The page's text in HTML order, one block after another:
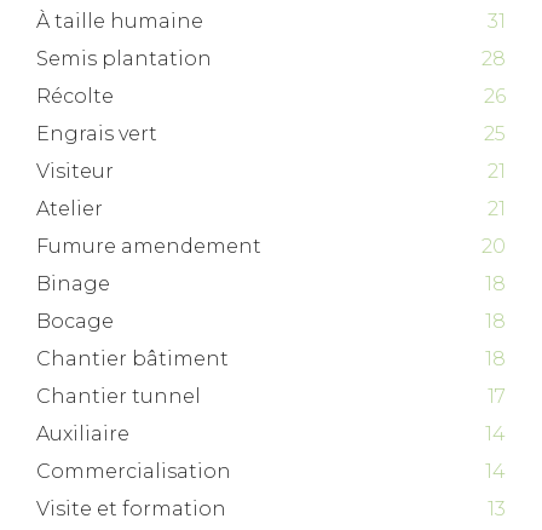
À taille humaine
31
Semis plantation
28
Récolte
26
Engrais vert
25
Visiteur
21
Atelier
21
Fumure amendement
20
Binage
18
Bocage
18
Chantier bâtiment
18
Chantier tunnel
17
Auxiliaire
14
Commercialisation
14
Visite et formation
13